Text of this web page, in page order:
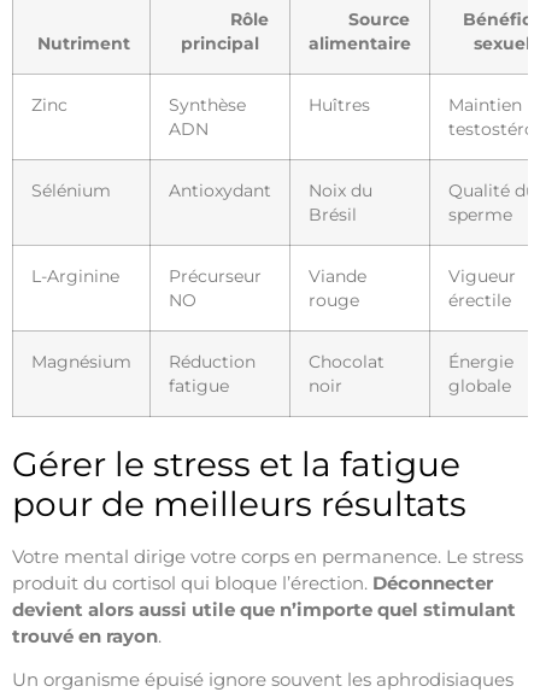
Nutriment
Rôle
principal
Source
alimentaire
sexuel
Zinc
Synthèse
ADN
Huîtres
Maintien
Sélénium Antioxydant
Noix du
Brésil
Qualité du
sperme
L-Arginine
Précurseur
NO
Viande
rouge
Vigueur
érectile
Magnésium
Réduction
fatigue
Chocolat
noir
Énergie
globale
Gérer le stress et la fatigue
pour de meilleurs résultats
Votre mental dirige votre corps en permanence. Le stress
produit du cortisol qui bloque l’érection. Déconnecter
devient alors aussi utile que n’importe quel stimulant
trouvé en rayon.
Un organisme épuisé ignore souvent les aphrodisiaques